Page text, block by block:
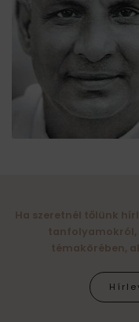
Ha szeretnél tőlünk
tanfolyamokról,
témakörében,